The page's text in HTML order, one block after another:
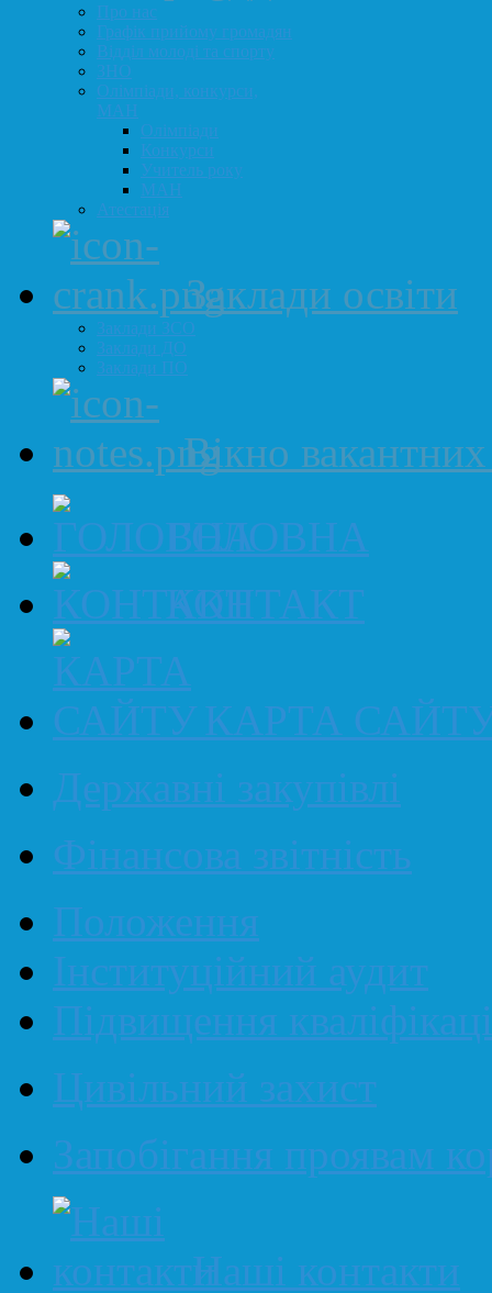
Про нас
Графік прийому громадян
Відділ молоді та спорту
ЗНО
Олімпіади, конкурси,
МАН
Олімпіади
Конкурси
Учитель року
МАН
Атестація
Заклади освіти
Заклади ЗСО
Заклади ДО
Заклади ПО
Вікно
ГОЛОВНА
КОНТАКТ
КАРТА
Державні закупівлі
Фінансова звітність
Положення
Інституційний аудит
Підвищення
Цивільний захист
Запобігання проявам
Наші контакти